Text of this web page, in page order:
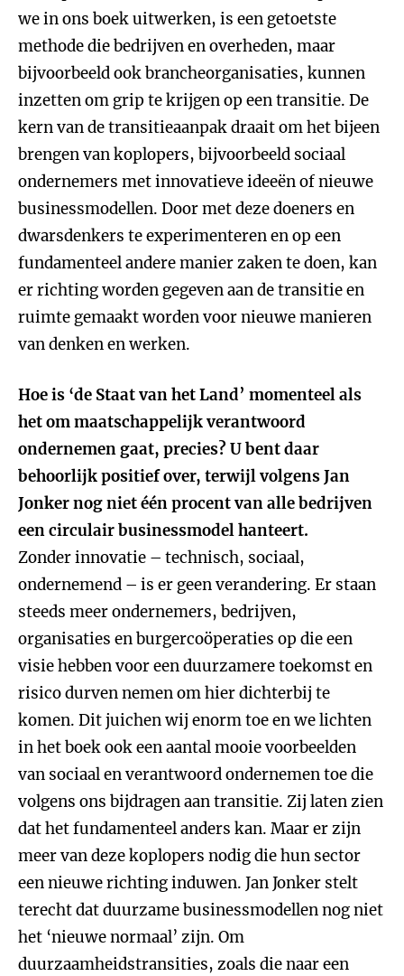
we in ons boek uitwerken, is een getoetste
methode die bedrijven en overheden, maar
bijvoorbeeld ook brancheorganisaties, kunnen
inzetten om grip te krijgen op een transitie. De
kern van de transitieaanpak draait om het bijeen
brengen van koplopers, bijvoorbeeld sociaal
ondernemers met innovatieve ideeën of nieuwe
businessmodellen. Door met deze doeners en
dwarsdenkers te experimenteren en op een
fundamenteel andere manier zaken te doen, kan
er richting worden gegeven aan de transitie en
ruimte gemaakt worden voor nieuwe manieren
van denken en werken.
Hoe is ‘de Staat van het Land’ momenteel als
het om maatschappelijk verantwoord
ondernemen gaat, precies? U bent daar
behoorlijk positief over, terwijl volgens Jan
Jonker nog niet één procent van alle bedrijven
een circulair businessmodel hanteert.
Zonder innovatie – technisch, sociaal,
ondernemend – is er geen verandering. Er staan
steeds meer ondernemers, bedrijven,
organisaties en burgercoöperaties op die een
visie hebben voor een duurzamere toekomst en
risico durven nemen om hier dichterbij te
komen. Dit juichen wij enorm toe en we lichten
in het boek ook een aantal mooie voorbeelden
van sociaal en verantwoord ondernemen toe die
volgens ons bijdragen aan transitie. Zij laten zien
dat het fundamenteel anders kan. Maar er zijn
meer van deze koplopers nodig die hun sector
een nieuwe richting induwen. Jan Jonker stelt
terecht dat duurzame businessmodellen nog niet
het ‘nieuwe normaal’ zijn. Om
duurzaamheidstransities, zoals die naar een